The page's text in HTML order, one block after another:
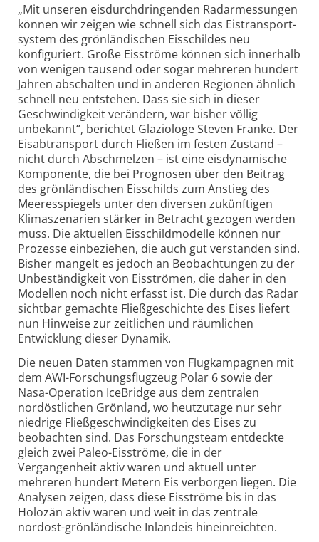
„Mit unseren eisdurch­dringenden Radar­messungen
können wir zeigen wie schnell sich das Eistransport­
system des grönländischen Eisschildes neu
konfiguriert. Große Eisströme können sich innerhalb
von wenigen tausend oder sogar mehreren hundert
Jahren abschalten und in anderen Regionen ähnlich
schnell neu entstehen. Dass sie sich in dieser
Geschwindigkeit verändern, war bisher völlig
unbekannt“, berichtet Glaziologe Steven Franke. Der
Eisabtrans­port durch Fließen im festen Zustand –
nicht durch Abschmelzen – ist eine eis­dynamische
Komponente, die bei Prognosen über den Beitrag
des grönländischen Eisschilds zum Anstieg des
Meeresspiegels unter den diversen zukünftigen
Klima­szenarien stärker in Betracht gezogen werden
muss. Die aktuellen Eisschild­modelle können nur
Prozesse einbeziehen, die auch gut verstanden sind.
Bisher mangelt es jedoch an Beobach­tungen zu der
Unbeständigkeit von Eisströmen, die daher in den
Modellen noch nicht erfasst ist. Die durch das Radar
sichtbar gemachte Fließ­geschichte des Eises liefert
nun Hinweise zur zeitlichen und räumlichen
Entwicklung dieser Dynamik.
Die neuen Daten stammen von Flugkampagnen mit
dem AWI-Forschungs­flugzeug Polar 6 sowie der
Nasa-Operation IceBridge aus dem zentralen
nordöstlichen Grönland, wo heutzutage nur sehr
niedrige Fließ­geschwindigkeiten des Eises zu
beobachten sind. Das Forschungsteam entdeckte
gleich zwei Paleo-Eisströme, die in der
Vergangenheit aktiv waren und aktuell unter
mehreren hundert Metern Eis verborgen liegen. Die
Analysen zeigen, dass diese Eisströme bis in das
Holozän aktiv waren und weit in das zentrale
nordost-grönländische Inlandeis hinein­reichten.